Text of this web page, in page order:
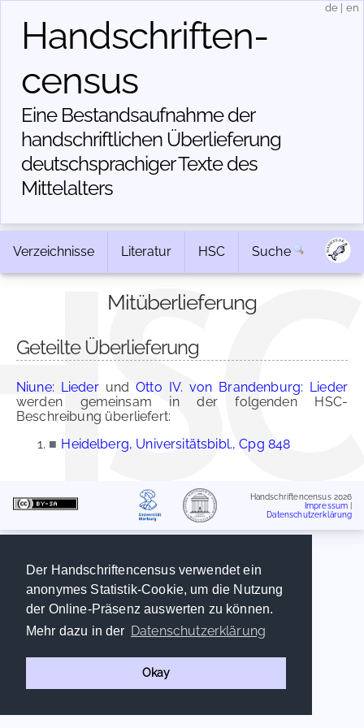
Der Handschriftencensus verwendet ein
anonymes Statistik-Cookie, um die Nutzung
der Online-Präsenz auswerten zu können.
Mehr dazu in der Datenschutzerklärung
Okay
Handschriften­
census
Eine Bestandsaufnahme der
handschriftlichen Über­lieferung
deutschsprachiger Texte des
Mittelalters
de en
Verzeichnisse Literatur HSC Suche
Mitüberlieferung
Geteilte Überlieferung
Niune: LiederundOtto IV. von Brandenburg: Lieder
werden gemeinsam in der folgenden HSC-
Beschreibung überliefert:
■ Heidelberg, Universitätsbibl., Cpg 848
Handschriftencensus 2026
Impressum
Datenschutzerklärung